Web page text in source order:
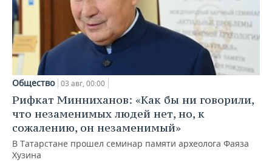
Общество 03 авг, 00:00
Рифкат Минниханов: «Как бы ни говорили,
что незаменимых людей нет, но, к
сожалению, он незаменимый»
В Татарстане прошел семинар памяти археолога Фаяза
Хузина